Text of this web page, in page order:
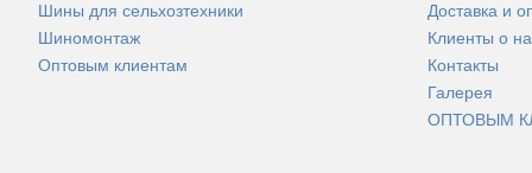
Шины для сельхозтехники
Шиномонтаж
Оптовым клиентам
Доставка и
Клиенты о
Контакты
Галерея
ОПТОВЫМ